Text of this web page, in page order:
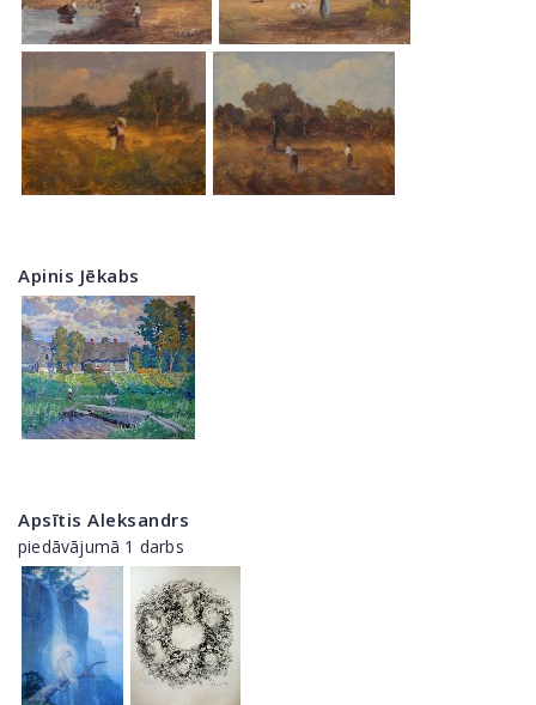
Apinis Jēkabs
Apsītis Aleksandrs
piedāvājumā 1 darbs